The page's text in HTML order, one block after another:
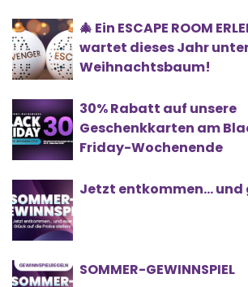
🎄 Ein ESCAPE ROOM
wartet dieses Jahr
Weihnachtsbaum!
30% Rabatt auf unsere
Geschenkkarten am
Friday-Wochenende
Jetzt entkommen… und
SOMMER-GEWINNSPIEL